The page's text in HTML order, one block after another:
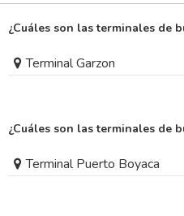
¿Cuáles son las terminales de
Terminal Garzon
¿Cuáles son las terminales de
Terminal Puerto Boyaca